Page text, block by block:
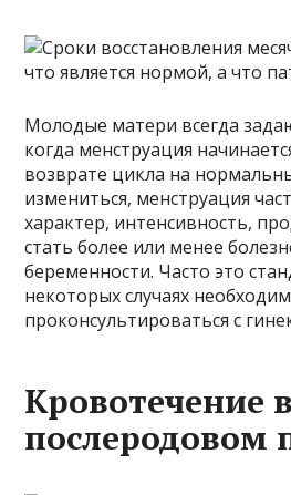
Молодые матери всегда
когда менструация
возврате цикла на
измениться, менструация
характер, интенсивность,
стать более или менее
беременности. Часто это
некоторых случаях
проконсультироваться с
Кровотечение в
послеродовом